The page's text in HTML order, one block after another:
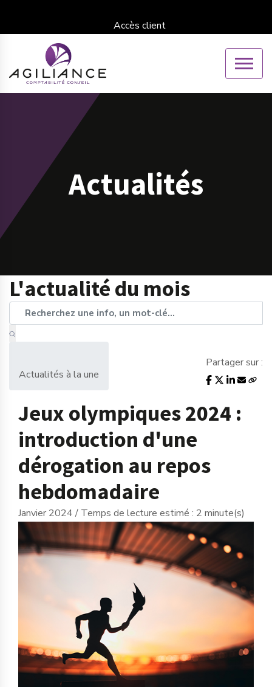
Accès client
Actualités
L'actualité du mois
Actualités à la une
Partager sur :
Jeux olympiques 2024 :
introduction d'une
dérogation au repos
hebdomadaire
Janvier 2024 / Temps de lecture estimé : 2 minute(s)